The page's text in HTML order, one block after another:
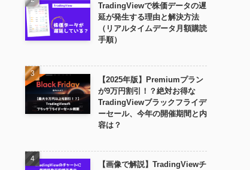
TradingViewで株価データの遅
延が発生する理由と解決方法
（リアルタイムデータ月額購読
手順）
【2025年版】Premiumプラン
が9万円割引！？絶対お得な
TradingViewブラックフライデ
ーセール、今年の開催期間と内
容は？
【画像で解説】TradingViewチ